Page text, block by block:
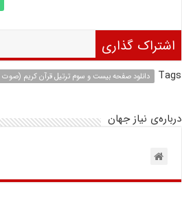
اشتراک گذاری
Tags دانلود صفحه بیست و سوم ترتیل قرآن کریم (صوت
درباره‌ی نیاز جهان